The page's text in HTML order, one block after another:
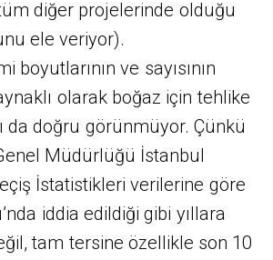
diğer projelerinde olduğu
ele veriyor).
boyutlarının ve sayısının
olarak boğaz için tehlike
da doğru görünmüyor. Çünkü
Müdürlüğü İstanbul
İstatistikleri verilerine göre
iddia edildiği gibi yıllara
tam tersine özellikle son 10